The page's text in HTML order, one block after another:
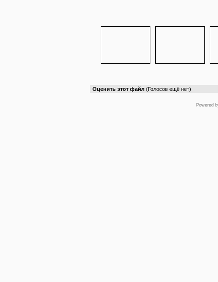
Оценить этот файл (Голосов ещё нет)
Powered